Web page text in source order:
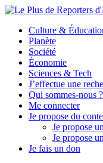
Culture &
Planète
Société
Économie
Sciences & Tech
J’effectue une
Qui sommes-nous ?
Me connecter
Je propose du
Je propose
Je propose
Je fais un don